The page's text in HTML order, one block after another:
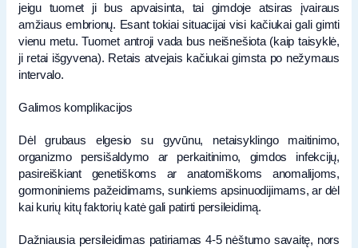
jeigu tuomet ji bus apvaisinta, tai gimdoje atsiras įvairaus
amžiaus embrionų. Esant tokiai situacijai visi kačiukai gali gimti
vienu metu. Tuomet antroji vada bus neišnešiota (kaip taisyklė,
ji retai išgyvena). Retais atvejais kačiukai gimsta po nežymaus
intervalo.
Galimos komplikacijos
Dėl grubaus elgesio su gyvūnu, netaisyklingo maitinimo,
organizmo persišaldymo ar perkaitinimo, gimdos infekcijų,
pasireiškiant genetiškoms ar anatomiškoms anomalijoms,
gormoniniems pažeidimams, sunkiems apsinuodijimams, ar dėl
kai kurių kitų faktorių katė gali patirti persileidimą.
Dažniausia persileidimas patiriamas 4-5 nėštumo savaitę, nors